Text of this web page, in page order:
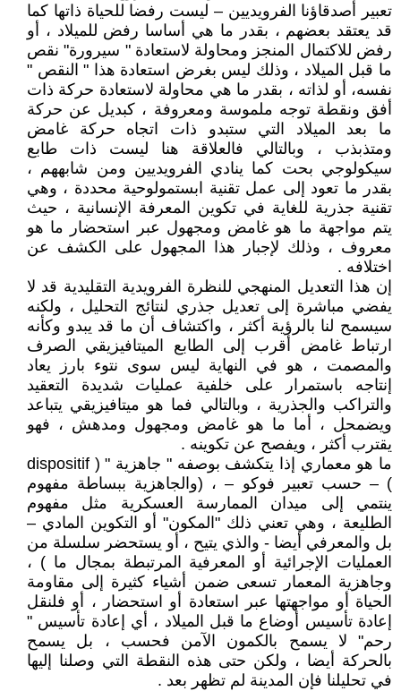
تعبير أصدقاؤنا الفرويديين – ليست رفضا للحياة ذاتها كما
قد يعتقد بعضهم ، بقدر ما هي أساسا رفض للميلاد ، أو
رفض للاكتمال المنجز ومحاولة لاستعادة " سيرورة" نقص
ما قبل الميلاد ، وذلك ليس بغرض استعادة هذا " النقص "
نفسه، أو لذاته ، بقدر ما هي محاولة لاستعادة حركة ذات
أفق ونقطة توجه ملموسة ومعروفة ، كبديل عن حركة
ما بعد الميلاد التي ستبدو ذات اتجاه حركة غامض
ومتذبذب ، وبالتالي فالعلاقة هنا ليست ذات طابع
سيكولوجي بحت كما ينادي الفرويديين ومن شابههم ،
بقدر ما تعود إلى عمل تقنية ابستمولوحية محددة ، وهي
تقنية جذرية للغاية في تكوين المعرفة الإنسانية ، حيث
يتم مواجهة ما هو غامض ومجهول عبر استحضار ما هو
معروف ، وذلك لإجبار هذا المجهول على الكشف عن
اختلافه .
إن هذا التعديل المنهجي للنظرة الفرويدية التقليدية قد لا
يفضي مباشرة إلى تعديل جذري لنتائج التحليل ، ولكنه
سيسمح لنا بالرؤية أكثر ، واكتشاف أن ما قد يبدو وكأنه
ارتباط غامض أقرب إلى الطابع الميتافيزيقي الصرف
والمصمت ، هو في النهاية ليس سوى نتوء بارز يعاد
إنتاجه باستمرار على خلفية عمليات شديدة التعقيد
والتراكب والجذرية ، وبالتالي فما هو ميتافيزيقي يتباعد
ويضمحل ، أما ما هو غامض ومجهول ومدهش ، فهو
يقترب أكثر ، ويفصح عن تكوينه .
ما هو معماري إذا يتكشف بوصفه " جاهزية " ( dispositif
) – حسب تعبير فوكو – ، (والجاهزية ببساطة مفهوم
ينتمي إلى ميدان الممارسة العسكرية مثل مفهوم
الطليعة ، وهي تعني ذلك "المكون" أو التكوين المادي –
بل والمعرفي أيضا - والذي يتيح ، أو يستحضر سلسلة من
العمليات الإجرائية أو المعرفية المرتبطة بمجال ما ) ،
وجاهزية المعمار تسعى ضمن أشياء كثيرة إلى مقاومة
الحياة أو مواجهتها عبر استعادة أو استحضار ، أو فلنقل
إعادة تأسيس أوضاع ما قبل الميلاد ، أي إعادة تأسيس "
رحم" لا يسمح بالكمون الآمن فحسب ، بل يسمح
بالحركة أيضا ، ولكن حتى هذه النقطة التي وصلنا إليها
في تحليلنا فإن المدينة لم تظهر بعد .